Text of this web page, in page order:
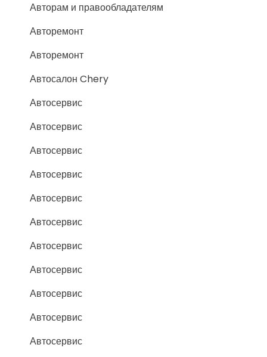
Авторам и правообладателям
Авторемонт
Авторемонт
Автосалон Chery
Автосервис
Автосервис
Автосервис
Автосервис
Автосервис
Автосервис
Автосервис
Автосервис
Автосервис
Автосервис
Автосервис